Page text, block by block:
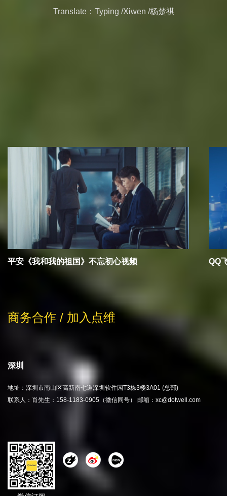
Translate：Typing /Xiwen /杨楚祺
平安《我和我的祖国》不忘初心视频 QQ
商务合作 / 加入点维
深圳
地址：深圳市南山区高新南七道深圳软件园T3栋3楼3A01 (总部)
联系人：肖先生：158-1183-0905（微信同号） 邮箱：xc@dotwell.com